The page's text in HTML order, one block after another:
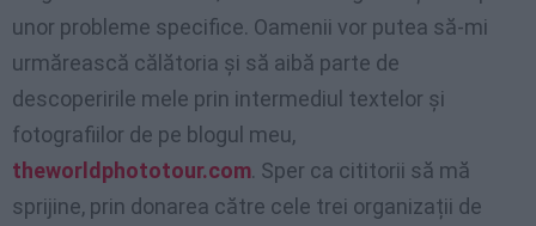
unor probleme specifice. Oamenii vor putea să-mi
urmărească călătoria și să aibă parte de
descoperirile mele prin intermediul textelor și
fotografiilor de pe blogul meu,
theworldphototour.com. Sper ca cititorii să mă
sprijine, prin donarea către cele trei organizații de